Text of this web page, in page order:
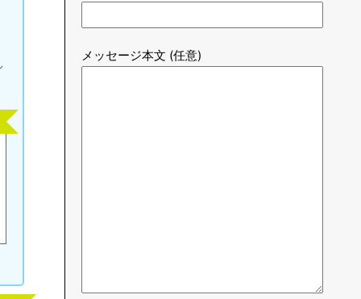
メッセージ本文 (任意)